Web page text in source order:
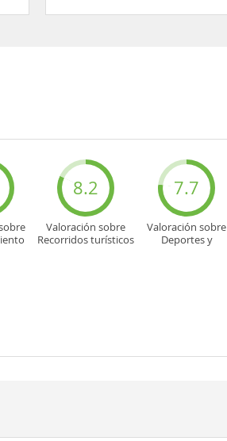
8.2
Valoración sobre
Recorridos turísticos
7.7
Valoración sobre
Deportes y